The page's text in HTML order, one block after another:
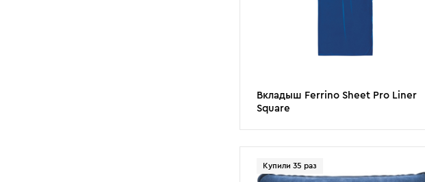
Вкладыш Ferrino Sheet Pro Liner
Square
Купили 35 раз